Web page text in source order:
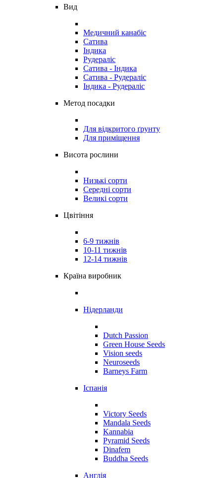
Вид
Медичний канабіс
Сатива
Індика
Рудераліс
Сатива - Індика
Сатива - Рудераліс
Індика - Рудераліс
Метод посадки
Для відкритого ґрунту
Для приміщення
Висота рослини
Низькі сорти
Середні сорти
Великі сорти
Цвітіння
6-9 тижнів
10-11 тижнів
12-14 тижнів
Країна виробник
Нідерланди
Dutch Passion
Green House Seeds
Vision seeds
Neuroseeds
Barneys Farm
Іспанія
Victory Seeds
Mandala Seeds
Kannabia
Pyramid Seeds
Dinafem
Buddha Seeds
Англія